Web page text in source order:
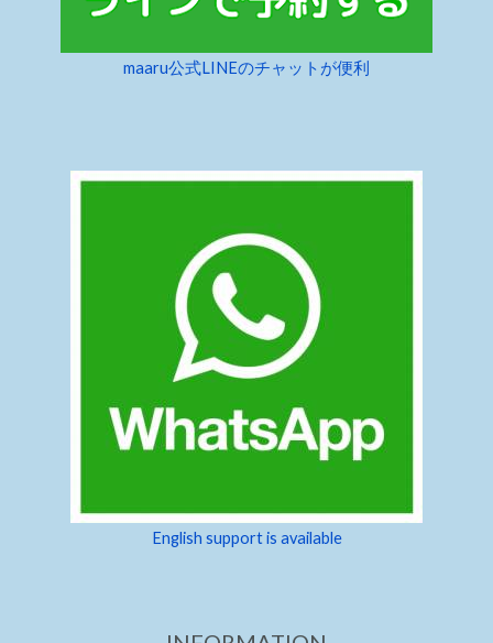
maaru公式LINEのチャットが便利
English support is available